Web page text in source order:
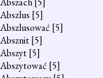
Abszlus [5]
Abszlusować [5]
Absznit[5]
Abszyt[5]
Abszytować [5]